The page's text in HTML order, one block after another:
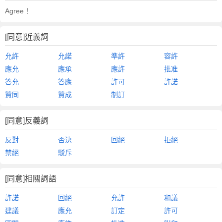
Agree！
[同意]近義詞
允許 允諾 準許
容許
應允
應承 應許
批准
答允
答應 許可
許諾
贊同
贊成 制訂
[同意]反義詞
反對 否決 回絕
拒絕
禁絕
駁斥
[同意]相關詞語
許諾 回絕 允許
和議
建議
應允 訂定
許可